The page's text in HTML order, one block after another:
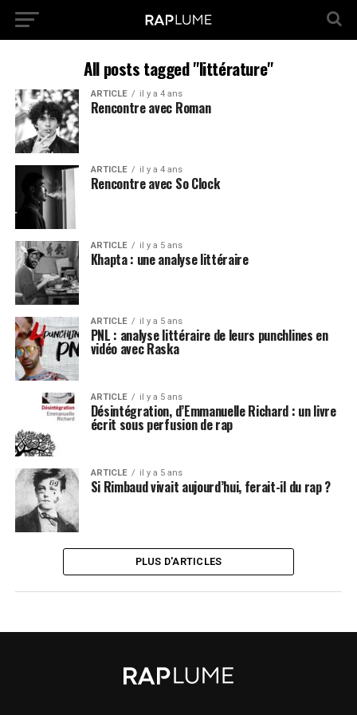
All posts tagged "littérature"
ARTICLE il y a 4 ans
Rencontre avec Roman
ARTICLE il y a 4 ans
Rencontre avec So Clock
ARTICLE il y a 5 ans
Khapta : une analyse littéraire
ARTICLE il y a 5 ans
PNL : analyse littéraire de leurs punchlines en
vidéo avec Raska
ARTICLE il y a 5 ans
Désintégration, d’Emmanuelle Richard : un livre
écrit sous perfusion de rap
ARTICLE il y a 5 ans
Si Rimbaud vivait aujourd’hui, ferait-il du rap ?
PLUS D'ARTICLES